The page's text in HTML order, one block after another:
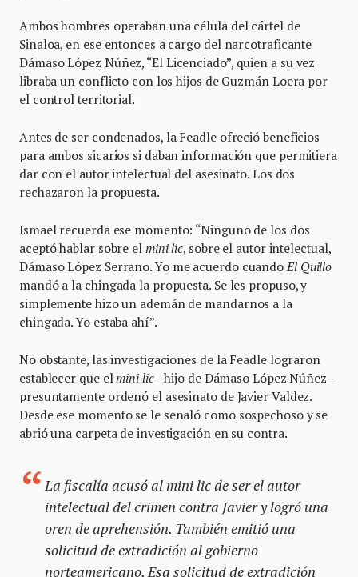
Ambos hombres operaban una célula del cártel de
Sinaloa, en ese entonces a cargo del narcotraficante
Dámaso López Núñez, “El Licenciado”, quien a su vez
libraba un conflicto con los hijos de Guzmán Loera por
el control territorial.
Antes de ser condenados, la Feadle ofreció beneficios
para ambos sicarios si daban información que permitiera
dar con el autor intelectual del asesinato. Los dos
rechazaron la propuesta.
Ismael recuerda ese momento: “Ninguno de los dos
aceptó hablar sobre el mini lic, sobre el autor intelectual,
Dámaso López Serrano. Yo me acuerdo cuando El Quillo
mandó a la chingada la propuesta. Se les propuso, y
simplemente hizo un ademán de mandarnos a la
chingada. Yo estaba ahí”.
No obstante, las investigaciones de la Feadle lograron
establecer que el mini lic–hijo de Dámaso López Núñez–
presuntamente ordenó el asesinato de Javier Valdez.
Desde ese momento se le señaló como sospechoso y se
abrió una carpeta de investigación en su contra.
La fiscalía acusó al mini licde ser el autor
intelectual del crimen contra Javier y logró una
oren de aprehensión. También emitió una
solicitud de extradición al gobierno
norteamericano. Esa solicitud de extradición